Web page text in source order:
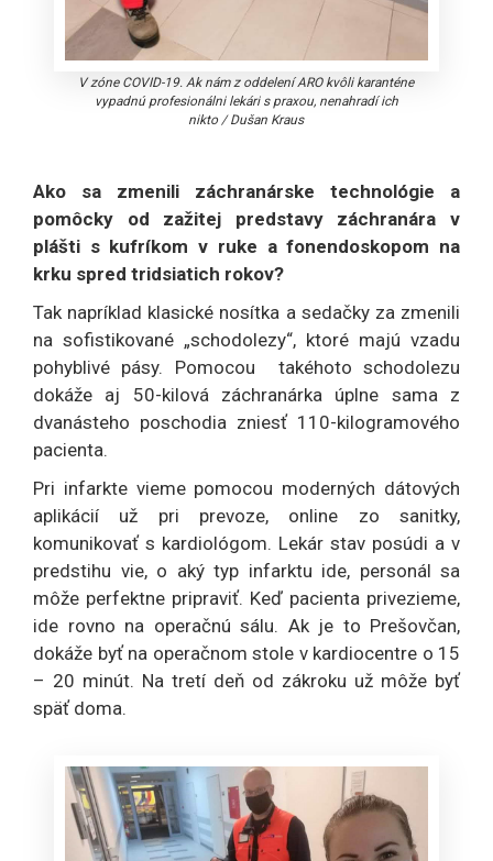
V zóne COVID-19. Ak nám z oddelení ARO kvôli karanténe
vypadnú profesionálni lekári s praxou, nenahradí ich
nikto/Dušan Kraus
Ako sa zmenili záchranárske technológie a
pomôcky od zažitej predstavy záchranára v
plášti s kufríkom v ruke a fonendoskopom na
krku spred tridsiatich rokov?
Tak napríklad klasické nosítka a sedačky za zmenili
na sofistikované „schodolezy“, ktoré majú vzadu
pohyblivé pásy. Pomocou takéhoto schodolezu
dokáže aj 50-kilová záchranárka úplne sama z
dvanásteho poschodia zniesť 110-kilogramového
pacienta.
Pri infarkte vieme pomocou moderných dátových
aplikácií už pri prevoze, online zo sanitky,
komunikovať s kardiológom. Lekár stav posúdi a v
predstihu vie, o aký typ infarktu ide, personál sa
môže perfektne pripraviť. Keď pacienta privezieme,
ide rovno na operačnú sálu. Ak je to Prešovčan,
dokáže byť na operačnom stole v kardiocentre o 15
– 20 minút. Na tretí deň od zákroku už môže byť
späť doma.